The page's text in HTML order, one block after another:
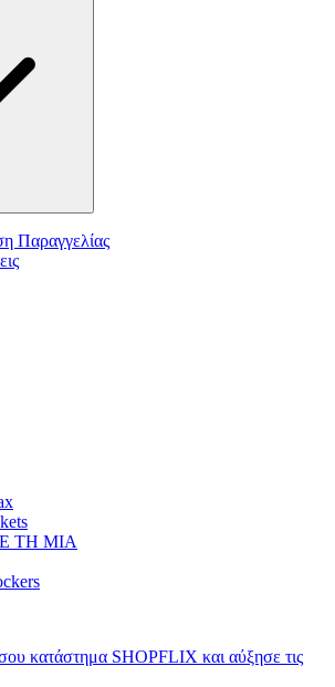
Παραγγελίας
ΤΗ ΜΙΑ
κατάστημα SHOPFLIX και αύξησε τις